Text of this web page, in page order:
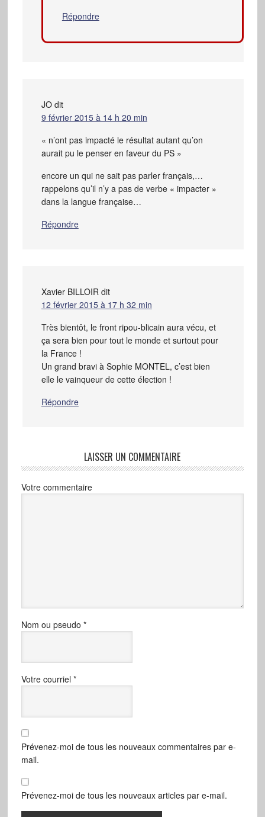
Répondre
JO dit
9 février 2015 à 14 h 20 min
« n’ont pas impacté le résultat autant qu’on
aurait pu le penser en faveur du PS »
encore un qui ne sait pas parler français,…
rappelons qu’il n’y a pas de verbe « impacter »
dans la langue française…
Répondre
Xavier BILLOIR dit
12 février 2015 à 17 h 32 min
Très bientôt, le front ripou-blicain aura vécu, et
ça sera bien pour tout le monde et surtout pour
la France !
Un grand bravi à Sophie MONTEL, c’est bien
elle le vainqueur de cette élection !
Répondre
LAISSER UN COMMENTAIRE
Votre commentaire
Nom ou pseudo *
Votre courriel *
Prévenez-moi de tous les nouveaux commentaires par e-
mail.
Prévenez-moi de tous les nouveaux articles par e-mail.